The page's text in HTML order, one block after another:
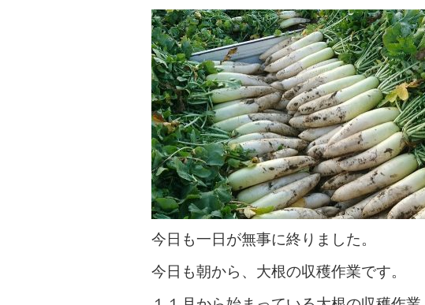
今日も一日が無事に終りました。
今日も朝から、大根の収穫作業です。